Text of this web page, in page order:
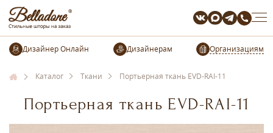
Организациям
Каталог Ткани Портьерная ткань EVD-RAI-11
Портьерная ткань EVD-RAI-11